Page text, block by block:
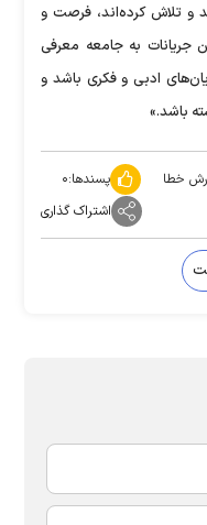
و تلاش کرده‌اند، فرصت و
جریانات به جامعه معرفی
ادبی و فکری باشد و
باشد.»
خطا پسندها:۰
اشتراک گذاری